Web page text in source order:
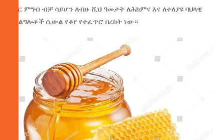
ማር ምግብ ብቻ ሳይሆን ለብዙ ሺህ ዓመታት ለሕክምና እና ለተለያዩ ባህላዊ
አገልግሎቶች ሲውል የቆየ የተፈጥሮ በረከት ነው።